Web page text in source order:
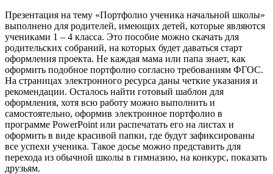
Презентация на тему «Портфолио ученика начальной школы»
выполнено для родителей, имеющих детей, которые являются
учениками 1 – 4 класса. Это пособие можно скачать для
родительских собраний, на которых будет даваться старт
оформления проекта. Не каждая мама или папа знает, как
оформить подобное портфолио согласно требованиям ФГОС.
На страницах электронного ресурса даны четкие указания и
рекомендации. Осталось найти готовый шаблон для
оформления, хотя всю работу можно выполнить и
самостоятельно, оформив электронное портфолио в
программе PowerPoint или распечатать его на листах и
оформить в виде красивой папки, где будут зафиксированы
все успехи ученика. Такое досье можно представить для
перехода из обычной школы в гимназию, на конкурс, показать
друзьям.